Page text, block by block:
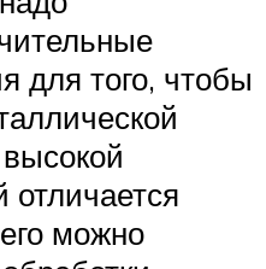
для того, чтобы
отличается
можно